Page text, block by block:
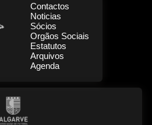
Contactos
Noticias
Sócios
Orgãos Sociais
Estatutos
Arquivos
Agenda